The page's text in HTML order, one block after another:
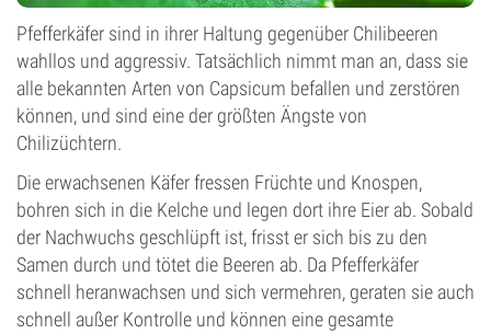
Pfefferkäfer sind in ihrer Haltung gegenüber Chilibeeren
wahllos und aggressiv. Tatsächlich nimmt man an, dass sie
alle bekannten Arten von Capsicum befallen und zerstören
können, und sind eine der größten Ängste von
Chilizüchtern.
Die erwachsenen Käfer fressen Früchte und Knospen,
bohren sich in die Kelche und legen dort ihre Eier ab. Sobald
der Nachwuchs geschlüpft ist, frisst er sich bis zu den
Samen durch und tötet die Beeren ab. Da Pfefferkäfer
schnell heranwachsen und sich vermehren, geraten sie auch
schnell außer Kontrolle und können eine gesamte